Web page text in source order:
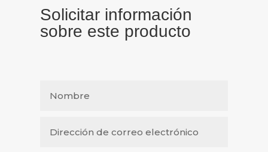
Solicitar información
sobre este producto